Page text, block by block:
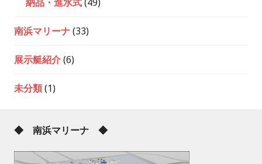
南浜マリーナ(33)
展示艇紹介(6)
未分類(1)
◆ 南浜マリーナ ◆